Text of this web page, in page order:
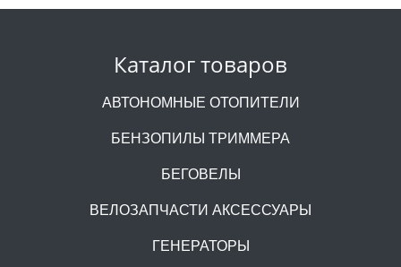
Каталог товаров
АВТОНОМНЫЕ ОТОПИТЕЛИ
БЕНЗОПИЛЫ ТРИММЕРА
БЕГОВЕЛЫ
ВЕЛОЗАПЧАСТИ АКСЕССУАРЫ
ГЕНЕРАТОРЫ